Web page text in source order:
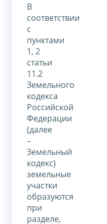
В
соответствии
с
пунктами
1, 2
статьи
11.2
Земельного
кодекса
Российской
Федерации
(далее
–
Земельный
кодекс)
земельные
участки
образуются
при
разделе,